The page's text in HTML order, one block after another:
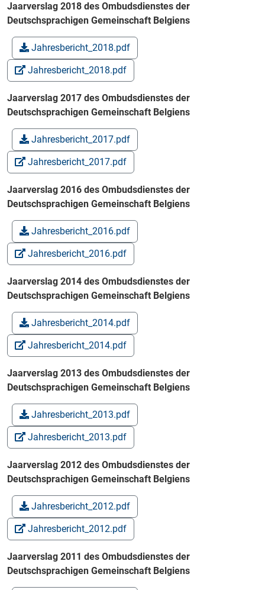
Jaarverslag 2018 des Ombudsdienstes der
Deutschsprachigen Gemeinschaft Belgiens
Jahresbericht_2018.pdf
Jahresbericht_2018.pdf
Jaarverslag 2017 des Ombudsdienstes der
Deutschsprachigen Gemeinschaft Belgiens
Jahresbericht_2017.pdf
Jahresbericht_2017.pdf
Jaarverslag 2016 des Ombudsdienstes der
Deutschsprachigen Gemeinschaft Belgiens
Jahresbericht_2016.pdf
Jahresbericht_2016.pdf
Jaarverslag 2014 des Ombudsdienstes der
Deutschsprachigen Gemeinschaft Belgiens
Jahresbericht_2014.pdf
Jahresbericht_2014.pdf
Jaarverslag 2013 des Ombudsdienstes der
Deutschsprachigen Gemeinschaft Belgiens
Jahresbericht_2013.pdf
Jahresbericht_2013.pdf
Jaarverslag 2012 des Ombudsdienstes der
Deutschsprachigen Gemeinschaft Belgiens
Jahresbericht_2012.pdf
Jahresbericht_2012.pdf
Jaarverslag 2011 des Ombudsdienstes der
Deutschsprachigen Gemeinschaft Belgiens